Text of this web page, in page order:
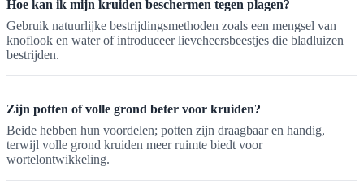
Hoe kan ik mijn kruiden beschermen tegen plagen?
Gebruik natuurlijke bestrijdingsmethoden zoals een mengsel van
knoflook en water of introduceer lieveheersbeestjes die bladluizen
bestrijden.
Zijn potten of volle grond beter voor kruiden?
Beide hebben hun voordelen; potten zijn draagbaar en handig,
terwijl volle grond kruiden meer ruimte biedt voor
wortelontwikkeling.